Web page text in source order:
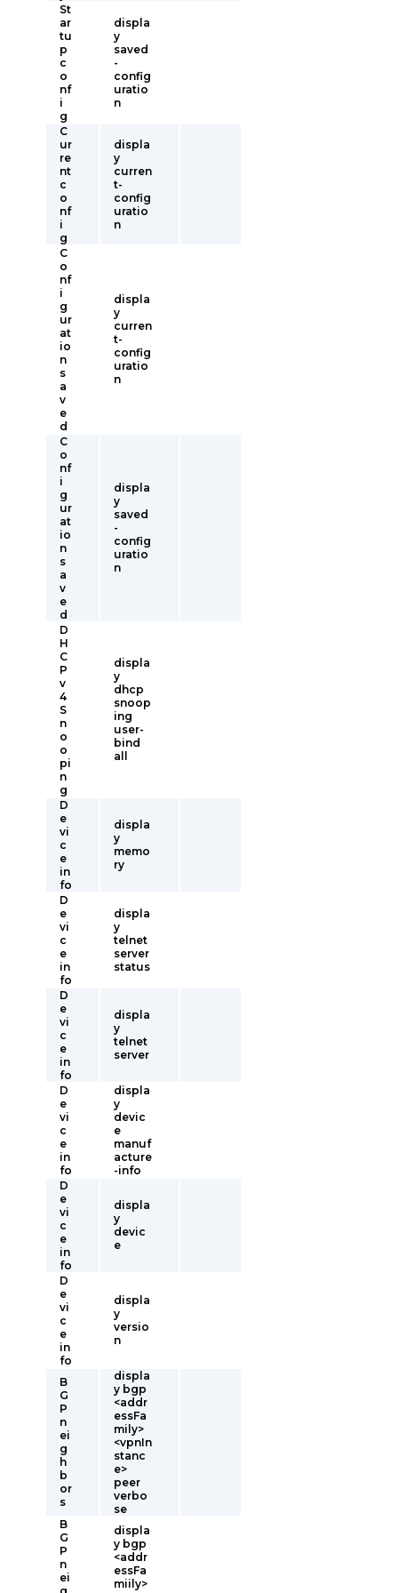
St
ar
tu
p
c
o
nf
i
g
displa
y
saved
-
config
uratio
n
C
ur
re
nt
c
o
nf
i
g
displa
y
curren
t-
config
uratio
n
C
o
nf
i
g
ur
at
io
n
s
a
v
e
d
displa
y
curren
t-
config
uratio
n
C
o
nf
i
g
ur
at
io
n
s
a
v
e
d
displa
y
saved
-
config
uratio
n
D
H
C
P
v
4
S
n
o
o
pi
n
g
displa
y
dhcp
snoop
ing
user-
bind
all
D
e
vi
c
e
in
fo
displa
y
memo
ry
D
e
vi
c
e
in
fo
displa
y
telnet
server
status
D
e
vi
c
e
in
fo
displa
y
telnet
server
D
e
vi
c
e
in
fo
displa
y
devic
e
manuf
acture
-info
D
e
vi
c
e
in
fo
displa
y
devic
e
D
e
vi
c
e
in
fo
displa
y
versio
n
B
G
P
n
ei
g
h
b
or
s
displa
y bgp
<addr
essFa
mily>
<vpnIn
stanc
e>
peer
verbo
se
B
G
P
n
ei
displa
y bgp
<addr
essFa
miily>